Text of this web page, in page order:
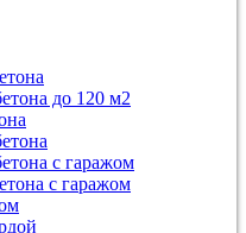
до 120 м2
с гаражом
с гаражом